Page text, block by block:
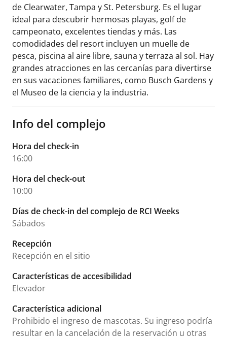
de Clearwater, Tampa y St. Petersburg. Es el lugar
ideal para descubrir hermosas playas, golf de
campeonato, excelentes tiendas y más. Las
comodidades del resort incluyen un muelle de
pesca, piscina al aire libre, sauna y terraza al sol. Hay
grandes atracciones en las cercanías para divertirse
en sus vacaciones familiares, como Busch Gardens y
el Museo de la ciencia y la industria.
Info del complejo
Hora del check-in
16:00
Hora del check-out
10:00
Días de check-in del complejo de RCI Weeks
Sábados
Recepción
Recepción en el sitio
Características de accesibilidad
Elevador
Característica adicional
Prohibido el ingreso de mascotas. Su ingreso podría
resultar en la cancelación de la reservación u otras